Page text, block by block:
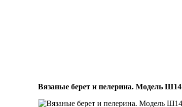
Вязаные берет и пелерина. Модель Ш14